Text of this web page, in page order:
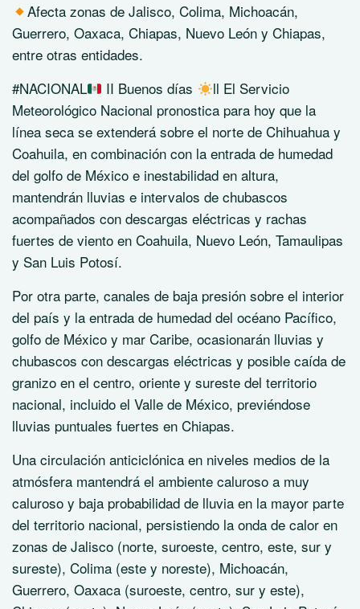
Afecta zonas de Jalisco, Colima, Michoacán,
Guerrero, Oaxaca, Chiapas, Nuevo León y Chiapas,
entre otras entidades.
#NACIONAL
II Buenos días
ll El Servicio
Meteorológico Nacional pronostica para hoy que la
línea seca se extenderá sobre el norte de Chihuahua y
Coahuila, en combinación con la entrada de humedad
del golfo de México e inestabilidad en altura,
mantendrán lluvias e intervalos de chubascos
acompañados con descargas eléctricas y rachas
fuertes de viento en Coahuila, Nuevo León, Tamaulipas
y San Luis Potosí.
Por otra parte, canales de baja presión sobre el interior
del país y la entrada de humedad del océano Pacífico,
golfo de México y mar Caribe, ocasionarán lluvias y
chubascos con descargas eléctricas y posible caída de
granizo en el centro, oriente y sureste del territorio
nacional, incluido el Valle de México, previéndose
lluvias puntuales fuertes en Chiapas.
Una circulación anticiclónica en niveles medios de la
atmósfera mantendrá el ambiente caluroso a muy
caluroso y baja probabilidad de lluvia en la mayor parte
del territorio nacional, persistiendo la onda de calor en
zonas de Jalisco (norte, suroeste, centro, este, sur y
sureste), Colima (este y noreste), Michoacán,
Guerrero, Oaxaca (suroeste, centro, sur y este),